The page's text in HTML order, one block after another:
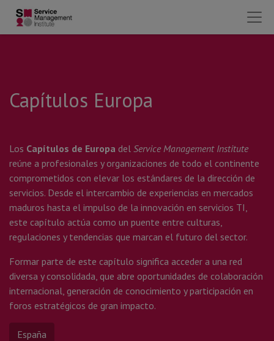
Capítulos Europa
Los Capítulos de Europa del Service Management Institute
reúne a profesionales y organizaciones de todo el continente
comprometidos con elevar los estándares de la dirección de
servicios. Desde el intercambio de experiencias en mercados
maduros hasta el impulso de la innovación en servicios TI,
este capítulo actúa como un puente entre culturas,
regulaciones y tendencias que marcan el futuro del sector.
Formar parte de este capítulo significa acceder a una red
diversa y consolidada, que abre oportunidades de colaboración
internacional, generación de conocimiento y participación en
foros estratégicos de gran impacto.
España